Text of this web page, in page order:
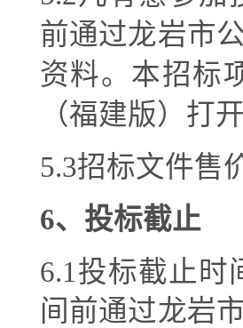
前通过龙岩市
资料。本招标
（福建版）打开
5.3招标文件售
6、投标截止
6.1投标截止时
间前通过龙岩